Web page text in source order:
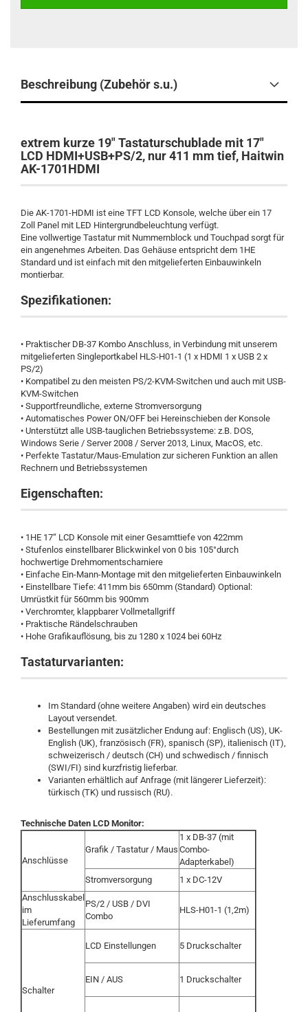
Beschreibung (Zubehör s.u.)
extrem kurze 19" Tastaturschublade mit 17"
LCD HDMI+USB+PS/2, nur 411 mm tief, Haitwin
AK-1701HDMI
Die AK-1701-HDMI ist eine TFT LCD Konsole, welche über ein 17
Zoll Panel mit LED Hintergrundbeleuchtung verfügt.
Eine vollwertige Tastatur mit Nummernblock und Touchpad sorgt für
ein angenehmes Arbeiten. Das Gehäuse entspricht dem 1HE
Standard und ist einfach mit den mitgelieferten Einbauwinkeln
montierbar.
Spezifikationen:
• Praktischer DB-37 Kombo Anschluss, in Verbindung mit unserem
mitgelieferten Singleportkabel HLS-H01-1 (1 x HDMI 1 x USB 2 x
PS/2)
• Kompatibel zu den meisten PS/2-KVM-Switchen und auch mit USB-
KVM-Switchen
• Supportfreundliche, externe Stromversorgung
• Automatisches Power ON/OFF bei Hereinschieben der Konsole
• Unterstützt alle USB-tauglichen Betriebssysteme: z.B. DOS,
Windows Serie / Server 2008 / Server 2013, Linux, MacOS, etc.
• Perfekte Tastatur/Maus-Emulation zur sicheren Funktion an allen
Rechnern und Betriebssystemen
Eigenschaften:
• 1HE 17“ LCD Konsole mit einer Gesamttiefe von 422mm
• Stufenlos einstellbarer Blickwinkel von 0 bis 105°durch
hochwertige Drehmomentscharniere
• Einfache Ein-Mann-Montage mit den mitgelieferten Einbauwinkeln
• Einstellbare Tiefe: 411mm bis 650mm (Standard) Optional:
Umrüstkit für 560mm bis 900mm
• Verchromter, klappbarer Vollmetallgriff
• Praktische Rändelschrauben
• Hohe Grafikauflösung, bis zu 1280 x 1024 bei 60Hz
Tastaturvarianten:
Im Standard (ohne weitere Angaben) wird ein deutsches
Layout versendet.
Bestellungen mit zusätzlicher Endung auf: Englisch (US), UK-
English (UK), französisch (FR), spanisch (SP), italienisch (IT),
schweizerisch / deutsch (CH) und schwedisch / finnisch
(SWI/FI) sind kurzfristig lieferbar.
Varianten erhältlich auf Anfrage (mit längerer Lieferzeit):
türkisch (TK) und russisch (RU).
Technische Daten LCD Monitor:
Anschlüsse
Grafik / Tastatur / Maus
1 x DB-37 (mit
Combo-
Adapterkabel)
Stromversorgung
1 x DC-12V
Anschlusskabel
im
Lieferumfang
PS/2 / USB / DVI
Combo
HLS-H01-1 (1,2m)
Schalter
LCD Einstellungen 5 Druckschalter
EIN / AUS 1 Druckschalter